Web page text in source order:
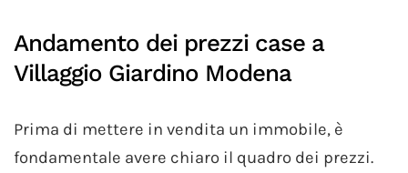
Andamento dei prezzi case a
Villaggio Giardino Modena
Prima di mettere in vendita un immobile, è
fondamentale avere chiaro il quadro dei prezzi.